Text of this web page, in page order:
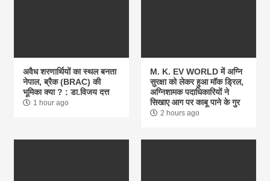
अवैध शरणार्थियों का स्थल बनता
नेपाल, ब्रैक (BRAC) की
भूमिका क्या ? : डा.विजय दत्त
1 hour ago
M. K. EV WORLD में अग्नि
सुरक्षा को लेकर हुआ मॉक ड्रिल,
अग्निशामक पदाधिकारियों ने
सिखाए आग पर काबू पाने के गुर
2 hours ago